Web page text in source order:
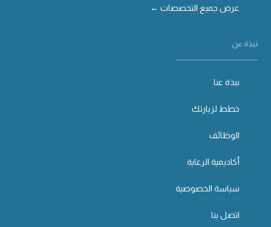
عرض جميع التخصصات ←
نبذة عن
نبذة عنا
خطط لزيارتك
الوظائف
أكاديمية الرعاية
سياسة الخصوصية
اتصل بنا